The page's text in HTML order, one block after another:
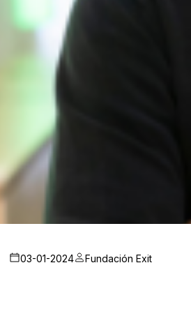
03-01-2024 Fundación Exit